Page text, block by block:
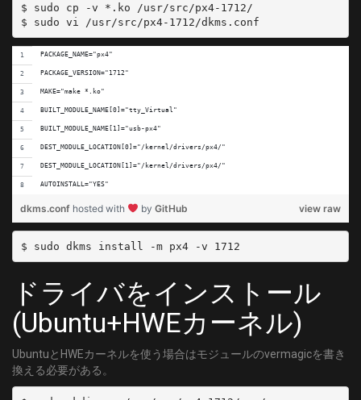
	DELIVERY_SYSTEM = DVBC/ANNEX_A
	FREQUENCY = 453000000
	FREQUENCY = 465000000
	MODULATION = QAM/AUTO
$ sudo cp -v *.ko /usr/src/px4-1712/
PACKAGE_NAME="px4"
PACKAGE_VERSION="1712"
MAKE="make *.ko"
BUILT_MODULE_NAME[0]="tty_Virtual"
BUILT_MODULE_NAME[1]="usb-px4"
DEST_MODULE_LOCATION[0]="/kernel/drivers/px4/"
DEST_MODULE_LOCATION[1]="/kernel/drivers/px4/"
AUTOINSTALL="YES"
view raw
dkms.conf hosted with by GitHub
ドライバをインストール
(Ubuntu+HWEカーネル)
UbuntuとHWEカーネルを使う場合はモジュールのvermagicを書き
換える必要がある。